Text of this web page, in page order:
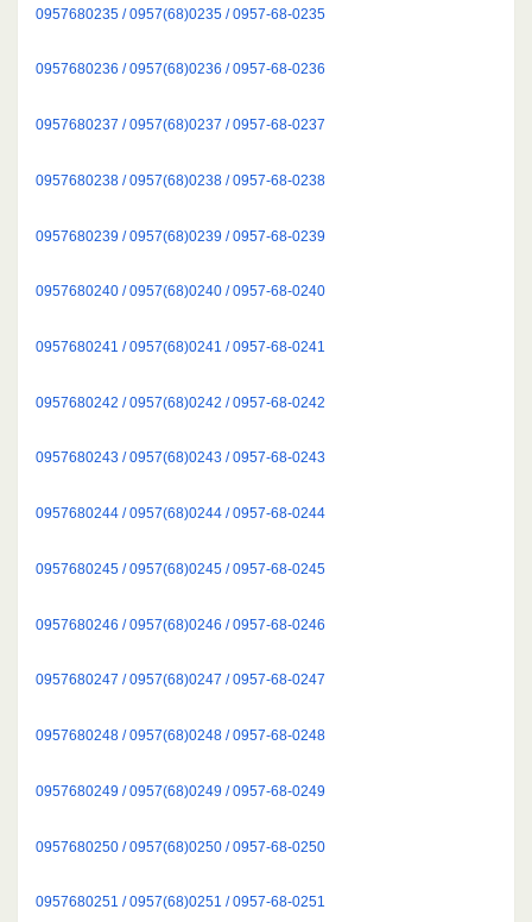
0957680235 / 0957(68)0235 / 0957-68-0235
0957680236 / 0957(68)0236 / 0957-68-0236
0957680237 / 0957(68)0237 / 0957-68-0237
0957680238 / 0957(68)0238 / 0957-68-0238
0957680239 / 0957(68)0239 / 0957-68-0239
0957680240 / 0957(68)0240 / 0957-68-0240
0957680241 / 0957(68)0241 / 0957-68-0241
0957680242 / 0957(68)0242 / 0957-68-0242
0957680243 / 0957(68)0243 / 0957-68-0243
0957680244 / 0957(68)0244 / 0957-68-0244
0957680245 / 0957(68)0245 / 0957-68-0245
0957680246 / 0957(68)0246 / 0957-68-0246
0957680247 / 0957(68)0247 / 0957-68-0247
0957680248 / 0957(68)0248 / 0957-68-0248
0957680249 / 0957(68)0249 / 0957-68-0249
0957680250 / 0957(68)0250 / 0957-68-0250
0957680251 / 0957(68)0251 / 0957-68-0251